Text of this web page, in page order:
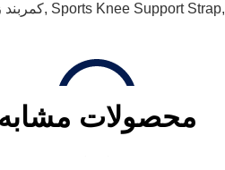
کمربند, Sports Knee Support Strap,
محصولات مشابه